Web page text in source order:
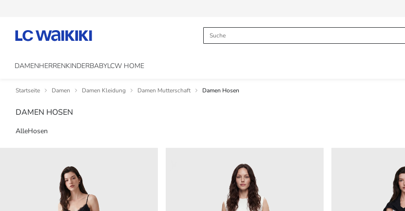
DAMENHERRENKINDERBABYLCW HOME
Startseite Damen Damen Kleidung Damen Mutterschaft Damen Hosen
DAMEN HOSEN
AlleHosen